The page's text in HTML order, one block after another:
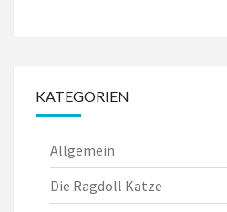
KATEGORIEN
Allgemein
Die Ragdoll Katze